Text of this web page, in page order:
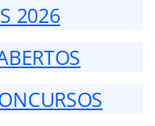
2026